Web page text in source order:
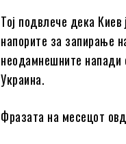
Тој подвлече дека Киев
напорите за запирање
неодамнешните напади
Украина.
Фразата на месецот